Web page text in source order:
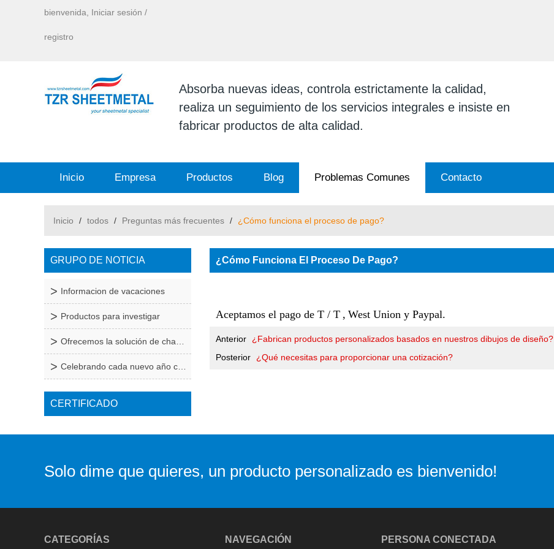
bienvenida, Iniciar sesión /
registro
Absorba nuevas ideas, controla estrictamente la calidad,
realiza un seguimiento de los servicios integrales e insiste en
fabricar productos de alta calidad.
Inicio Empresa Productos Blog Problemas Comunes Contacto
Inicio / todos / Preguntas más frecuentes / ¿Cómo funciona el proceso de pago?
GRUPO DE NOTICIA
Informacion de vacaciones
Productos para investigar
Ofrecemos la solución de chapa de metal de una sol
Celebrando cada nuevo año con nuestro equipo y cli
CERTIFICADO
¿Cómo Funciona El Proceso De Pago?
Aceptamos el pago de T / T , West Union y Paypal.
Anterior
¿Fabrican productos personalizados basados en nuestros dibujos de diseño?
Posterior
¿Qué necesitas para proporcionar una cotización?
Solo dime que quieres, un producto personalizado es bienvenido!
CATEGORÍAS NAVEGACIÓN PERSONA CONECTADA